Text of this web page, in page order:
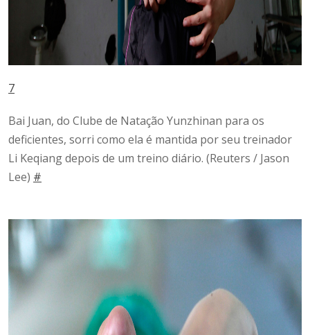
7
Bai Juan, do Clube de Natação Yunzhinan para os
deficientes, sorri como ela é mantida por seu treinador
Li Keqiang depois de um treino diário. (Reuters / Jason
Lee) #